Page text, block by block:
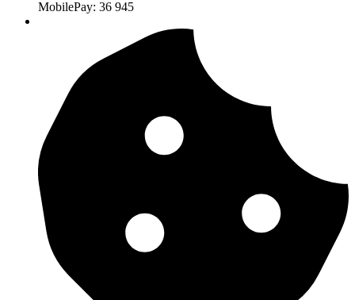
MobilePay: 36 945